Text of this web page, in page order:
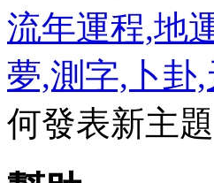
流年運程,地
夢,測字,卜卦
何發表新主題